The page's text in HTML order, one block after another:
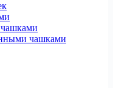
чашками